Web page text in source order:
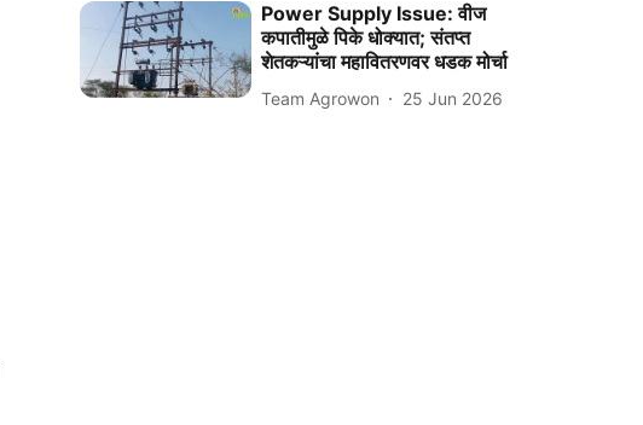
Power Supply Issue: वीज
कपातीमुळे पिके धोक्यात; संतप्त
शेतकऱ्यांचा महावितरणवर धडक मोर्चा
Team Agrowon 25 Jun 2026